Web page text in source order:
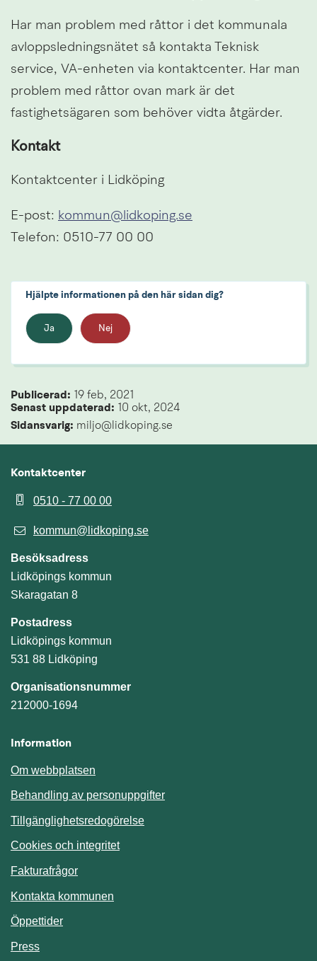
Har man problem med råttor i det kommunala
avloppsledningsnätet så kontakta Teknisk
service, VA-enheten via kontaktcenter. Har man
problem med råttor ovan mark är det
fastighetsägaren som behöver vidta åtgärder.
Kontakt
Kontaktcenter i Lidköping
E-post: kommun@lidkoping.se
Telefon: 0510-77 00 00
Hjälpte informationen på den här sidan dig?
Ja Nej
Publicerad:
19 feb, 2021
Senast uppdaterad:
10 okt, 2024
Sidansvarig: miljo@lidkoping.se
Kontaktcenter
0510 - 77 00 00
kommun@lidkoping.se
Besöksadress
Lidköpings kommun
Skaragatan 8
Postadress
Lidköpings kommun
531 88 Lidköping
Organisationsnummer
212000-1694
Information
Om webbplatsen
Behandling av personuppgifter
Tillgänglighetsredogörelse
Cookies och integritet
Fakturafrågor
Kontakta kommunen
Öppettider
Press